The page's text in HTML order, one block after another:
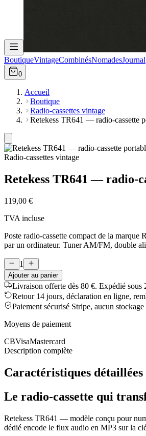
BoutiqueVintageCombinésNomadesJournal
0
Accueil
Boutique
Radio-cassettes vintage
Retekess TR641 — radio-cassette
Radio-cassettes vintage
Retekess TR641 — radio-
119,00 €
TVA incluse
Poste radio-cassette compact de la marque
par un ordinateur. Tuner AM/FM, double
1
Ajouter au panier
Livraison offerte dès 80 €. Expédié sous
Retour 14 jours, déclaration en ligne,
Paiement sécurisé Stripe, aucun
Moyens de paiement
CBVisaMastercard
Description complète
Caractéristiques détaillées
Le radio-cassette qui
Retekess TR641 — modèle conçu pour
dédié encode le flux audio en MP3 sur la